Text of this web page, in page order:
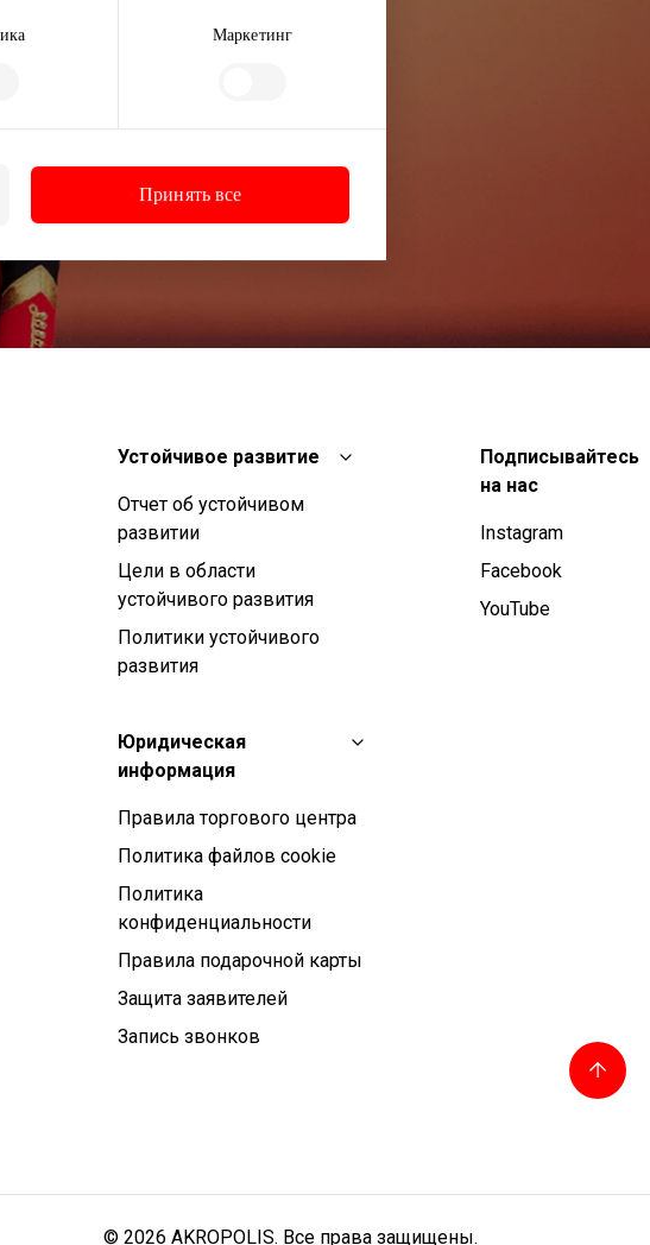
Маркетинг
Принять все
что
Устойчивое развитие
Отчет об устойчивом
развитии
Цели в области
устойчивого развития
Политики устойчивого
развития
Юридическая
информация
Правила торгового центра
Политика файлов cookie
Политика
конфиденциальности
Правила подарочной карты
Защита заявителей
Запись звонков
Подписывайтесь
на нас
Instagram
Facebook
YouTube
© 2026 AKROPOLIS. Все права защищены.